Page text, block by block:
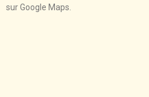
sur Google Maps.